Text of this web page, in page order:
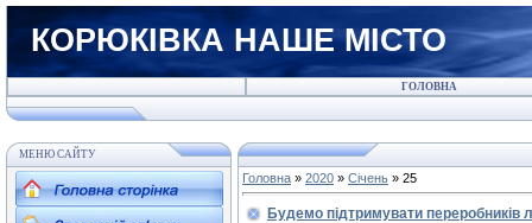
КОРЮКІВКА НАШЕ МІСТО
ГОЛОВНА
МЕНЮ САЙТУ
Головна » 2020 » Січень » 25
Будемо підтримувати переробників